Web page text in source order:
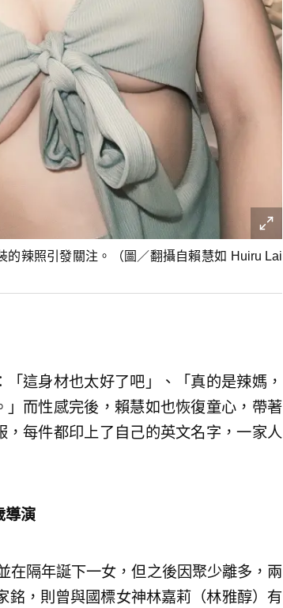
辣照引發關注。（圖／翻攝自賴慧如 Huiru Lai
這身材也太好了吧」、「真的是辣媽，
而性感完後，賴慧如也恢復童心，帶著
每件都印上了自己的英文名字，一家人
導演
在隔年誕下一女，但之後因聚少離多，兩
銘，則曾與國標女神林嘉莉（林雅醇）有